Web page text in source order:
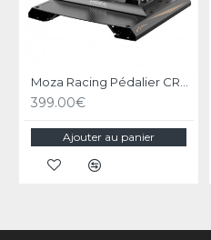
399.00€
Ajouter au panier